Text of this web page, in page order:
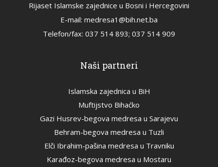
Rijaset Islamske zajednice u Bosni i Hercegovini
E-mail: medresa1@bih.net.ba
Telefon/fax: 037 514 893; 037 514 909
Naši partneri
Islamska zajednica u BiH
Muftijstvo Bihaćko
Gazi Husrev-begova medresa u Sarajevu
Behram-begova medresa u Tuzli
Elči Ibrahim-pašina medresa u Travniku
Karađoz-begova medresa u Mostaru